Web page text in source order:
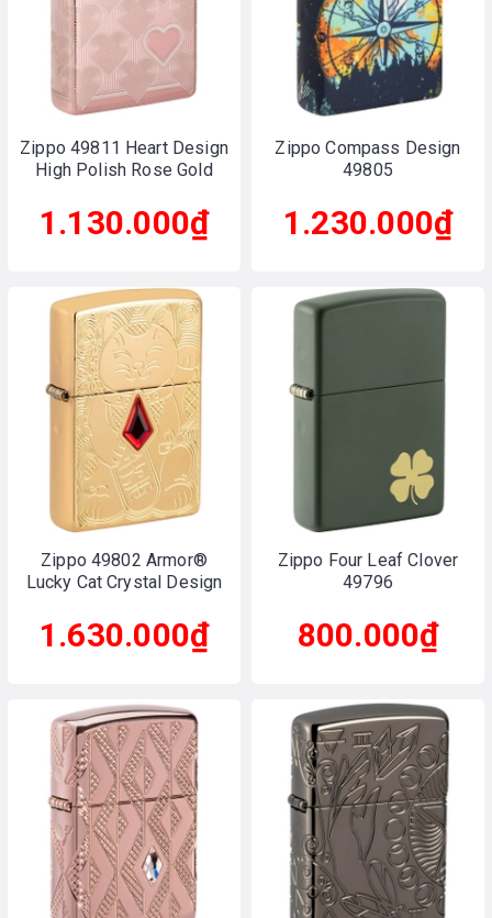
Zippo 49811 Heart Design
High Polish Rose Gold
1.130.000₫
Zippo Compass Design
49805
1.230.000₫
Zippo 49802 Armor®
Lucky Cat Crystal Design
1.630.000₫
Zippo Four Leaf Clover
49796
800.000₫